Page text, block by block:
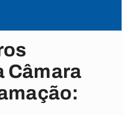
Câmara